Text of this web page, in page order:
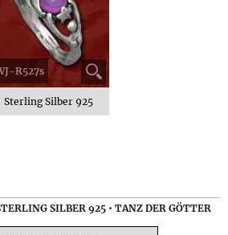
R527s
Sterling Silber 925
SILBER 925 • TANZ DER GÖTTER